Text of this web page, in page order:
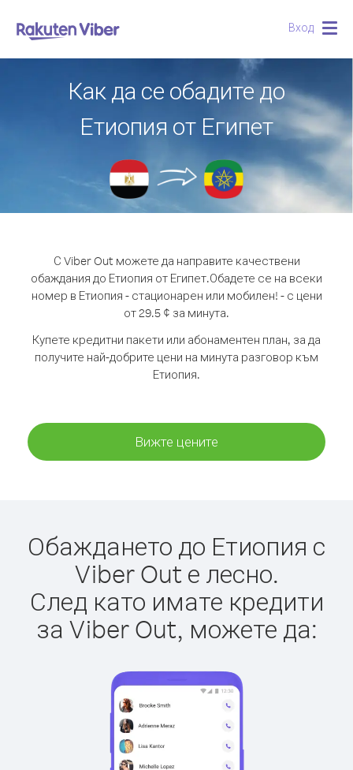
Вход
Как да се обадите до
Етиопия от Египет
С Viber Out можете да направите качествени
обаждания до Етиопия от Египет.Обадете се на всеки
номер в Етиопия - стационарен или мобилен! - с цени
от 29.5 ¢ за минута.
Купете кредитни пакети или абонаментен план, за да
получите най-добрите цени на минута разговор към
Етиопия.
Вижте цените
Обаждането до Етиопия с
Viber Out е лесно.
След като имате кредити
за Viber Out, можете да: